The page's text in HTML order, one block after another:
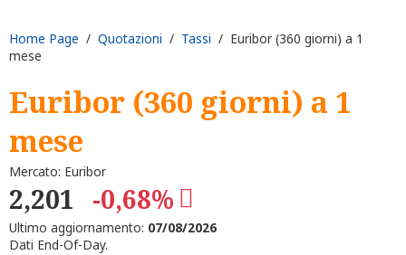
Home Page / Quotazioni / Tassi / Euribor (360 giorni) a 1
mese
Euribor (360 giorni) a 1
mese
Mercato: Euribor
2,201 -0,68%
Ultimo aggiornamento: 07/08/2026
Dati End-Of-Day.